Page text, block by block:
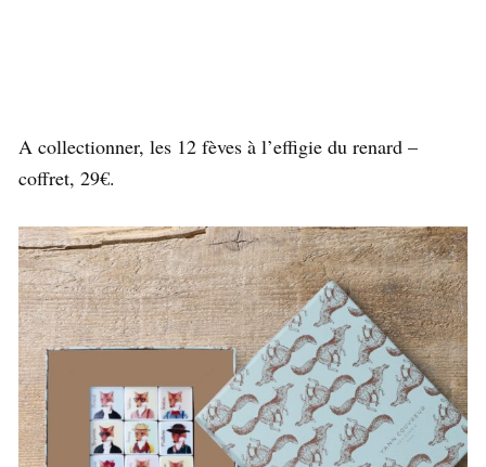
A collectionner, les 12 fèves à l’effigie du renard –
coffret, 29€.